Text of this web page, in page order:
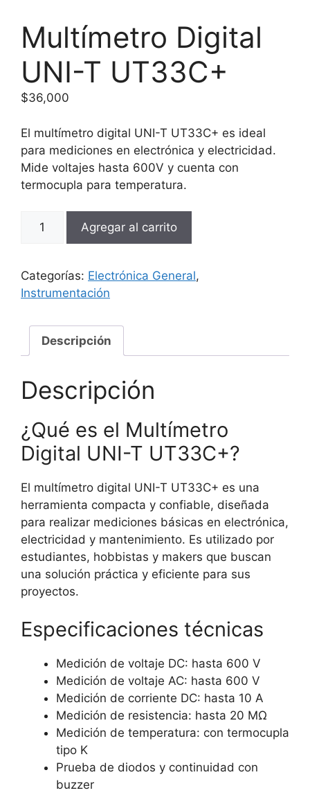
Multímetro Digital
UNI-T UT33C+
$36,000
El multímetro digital UNI-T UT33C+ es ideal
para mediciones en electrónica y electricidad.
Mide voltajes hasta 600V y cuenta con
termocupla para temperatura.
Multímetro
T
UT33C+
Agregar al carrito
Categorías: Electrónica General,
Instrumentación
Descripción
Descripción
¿Qué es el Multímetro
Digital UNI-T UT33C+?
El multímetro digital UNI-T UT33C+ es una
herramienta compacta y confiable, diseñada
para realizar mediciones básicas en electrónica,
electricidad y mantenimiento. Es utilizado por
estudiantes, hobbistas y makers que buscan
una solución práctica y eficiente para sus
proyectos.
Especificaciones técnicas
Medición de voltaje DC: hasta 600 V
Medición de voltaje AC: hasta 600 V
Medición de corriente DC: hasta 10 A
Medición de resistencia: hasta 20 MΩ
Medición de temperatura: con termocupla
tipo K
Prueba de diodos y continuidad con
buzzer